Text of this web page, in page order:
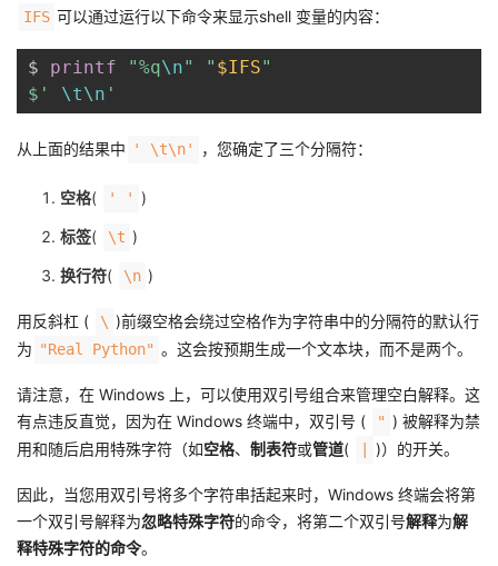
IFS 可以通过运行以下命令来显示shell 变量的内容：
$ printf "%q\n" " $IFS"
$' \t\n '
从上面的结果中 ' \t\n' ，您确定了三个分隔符：
空格( ' ' )
标签( \t )
换行符( \n )
用反斜杠 ( \ )前缀空格会绕过空格作为字符串中的分隔符的默认行
为 "Real Python" 。这会按预期生成一个文本块，而不是两个。
请注意，在 Windows 上，可以使用双引号组合来管理空白解释。这
有点违反直觉，因为在 Windows 终端中，双引号 (
" ) 被解释为禁
用和随后启用特殊字符（如空格、 制表符或管道( )）的开关。
因此，当您用双引号将多个字符串括起来时，Windows 终端会将第
一个双引号解释为忽略特殊字符的命令，将第二个双引号解释为解
释特殊字符的命令。